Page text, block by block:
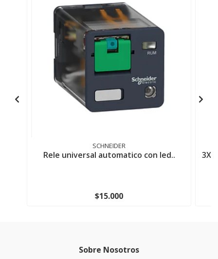
SCHNEIDER
Rele universal automatico con led..
$15.000
Sobre Nosotros